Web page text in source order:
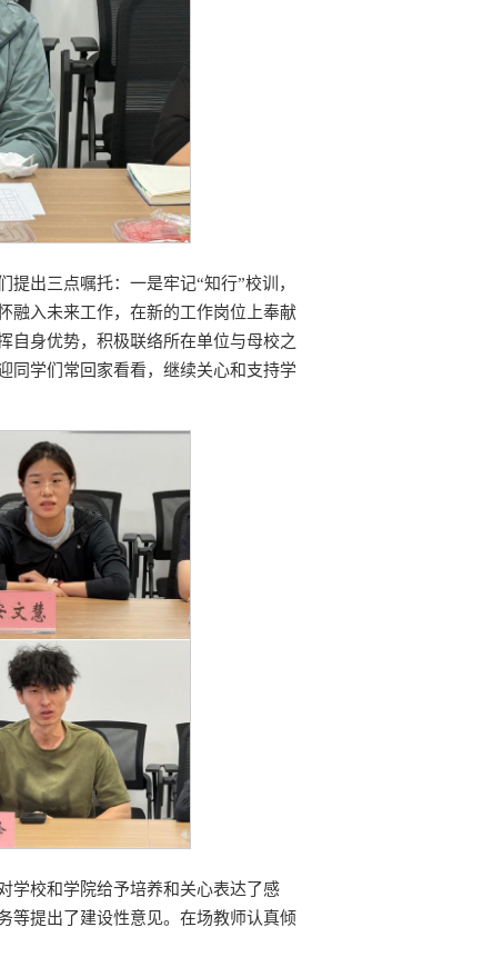
出三点嘱托：一是牢记“知行”校训，
融入未来工作，在新的工作岗位上奉献
自身优势，积极联络所在单位与母校之
同学们常回家看看，继续关心和支持学
学校和学院给予培养和关心表达了感
等提出了建设性意见。在场教师认真倾